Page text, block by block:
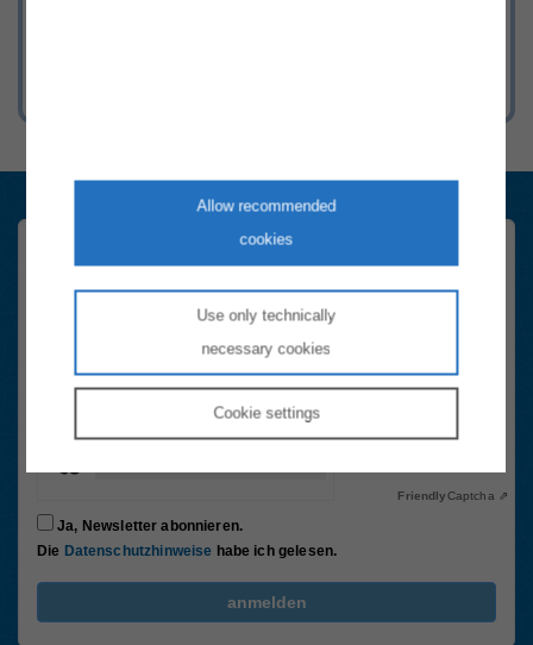
Allow recommended
cookies
Use only technically
necessary cookies
Cookie settings
Marktteilnehmer Newsletter
im Jahr die wichtigsten Neuigkeiten rund um das Thema Energie in
Email-Adresse
Anti-Roboter-Verifizierung
FriendlyCaptcha ⇗
Ja, Newsletter abonnieren.
Die Datenschutzhinweise habe ich gelesen.
FriendlyCaptcha Checkbox (keine Interaktion)
anmelden